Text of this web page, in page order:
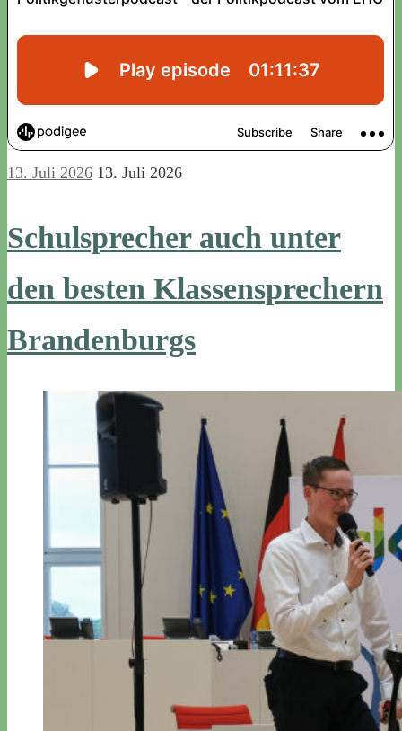
13. Juli 2026 13. Juli 2026
Schulsprecher auch unter
den besten Klassensprechern
Brandenburgs